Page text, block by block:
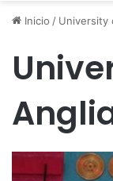
Inicio / University